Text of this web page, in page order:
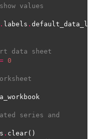
values
. labels .
data sheet
= 0
series and
.